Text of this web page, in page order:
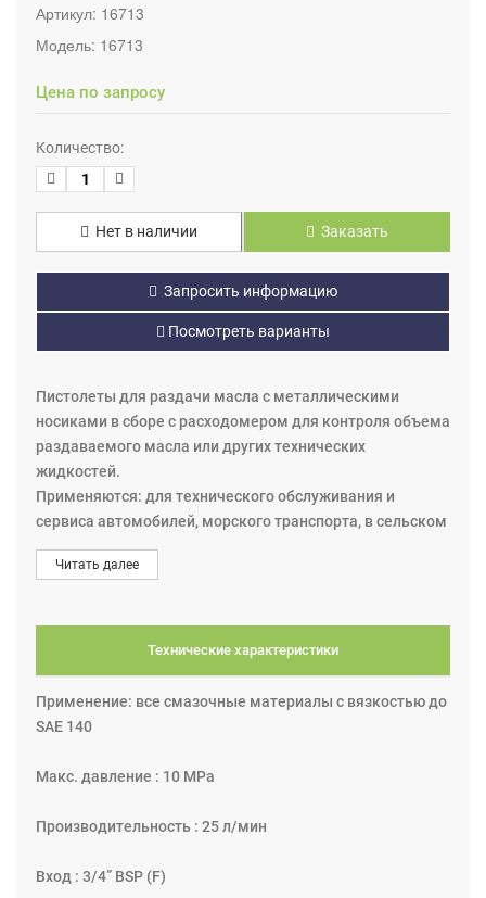
Артикул: 16713
Модель: 16713
Цена по запросу
Количество:
Нет в наличии Заказать
Запросить информацию
Посмотреть варианты
Пистолеты для раздачи масла с металлическими
носиками в сборе с расходомером для контроля объема
раздаваемого масла или других технических
жидкостей.
Применяются: для технического обслуживания и
сервиса автомобилей, морского транспорта, в сельском
хозяйстве, в авиации и горной промышленности и в
других сферах деятельности.
повышенной производительности - 25 л/мин, с
клапан-каплеуловитель диаметром 26,5 мм.
Читать далее
Технические характеристики
Применение: все смазочные материалы с вязкостью до
SAE 140
Макс. давление : 10 МРа
Производительность : 25 л/мин
Вход : 3/4” BSP (F)